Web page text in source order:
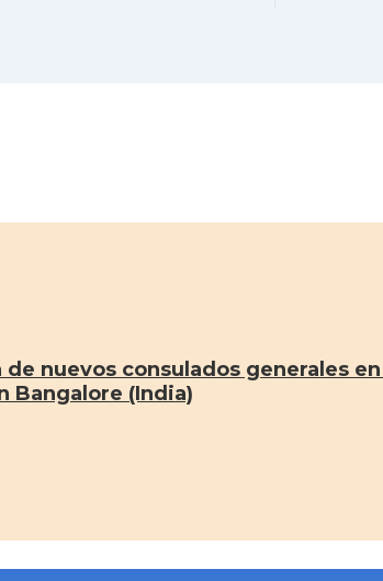
nuevos consulados generales en
Bangalore (India)